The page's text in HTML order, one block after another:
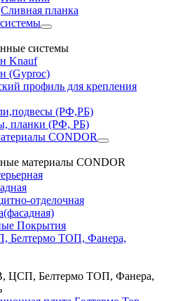
Сливная планка
системы
Knauf
(Gyproc)
профиль для крепления
(РФ,РБ)
планки (РФ, РБ)
CONDOR
материалы CONDOR
отделочная
Покрытия
Белтермо ТОП, Фанера,
ЦСП, Белтермо ТОП, Фанера,